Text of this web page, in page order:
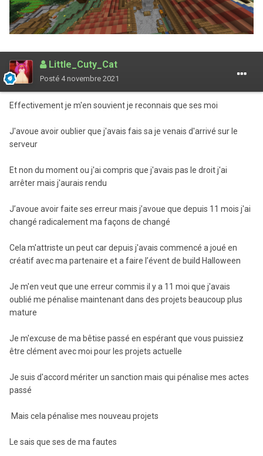
Little_Cuty_Cat
Posté 4 novembre 2021
Effectivement je m'en souvient je reconnais que ses moi
J'avoue avoir oublier que j'avais fais sa je venais d'arrivé sur le
serveur
Et non du moment ou j'ai compris que j'avais pas le droit j'ai
arrêter mais j'aurais rendu
J’avoue avoir faite ses erreur mais j’avoue que depuis 11 mois j'ai
changé radicalement ma façons de changé
Cela m'attriste un peut car depuis j'avais commencé a joué en
créatif avec ma partenaire et a faire l’évent de build Halloween
Je m'en veut que une erreur commis il y a 11 moi que j'avais
oublié me pénalise maintenant dans des projets beaucoup plus
mature
Je m'excuse de ma bêtise passé en espérant que vous puissiez
être clément avec moi pour les projets actuelle
Je suis d'accord mériter un sanction mais qui pénalise mes actes
passé
Mais cela pénalise mes nouveau projets
Le sais que ses de ma fautes